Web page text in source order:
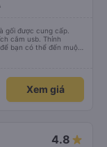
gối được cung cấp.
cắm usb. Thỉnh
bạn có thể đến muộn
được một chút
Xem giá
4.8